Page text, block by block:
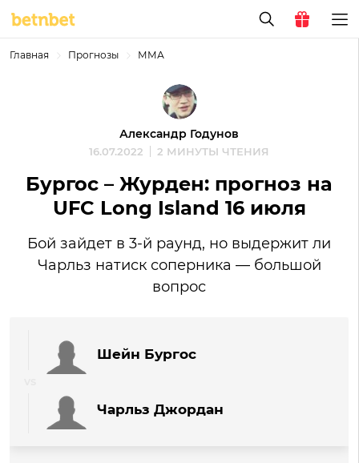
Главная Прогнозы ММА
Александр Годунов
16.07.2022 2 МИНУТЫ ЧТЕНИЯ
Бургос – Журден: прогноз на
UFC Long Island 16 июля
Бой зайдет в 3-й раунд, но выдержит ли
Чарльз натиск соперника — большой
вопрос
Шейн Бургос
Чарльз Джордан